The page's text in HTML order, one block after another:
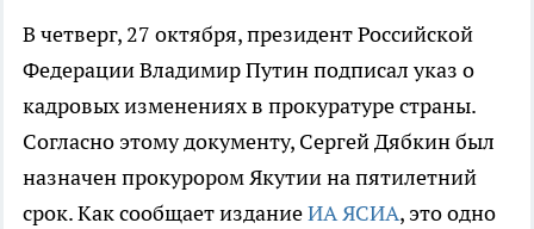
В четверг, 27 октября, президент Российской
Федерации Владимир Путин подписал указ о
кадровых изменениях в прокуратуре страны.
Согласно этому документу, Сергей Дябкин был
назначен прокурором Якутии на пятилетний
срок. Как сообщает изданиеИА ЯСИА, это одно